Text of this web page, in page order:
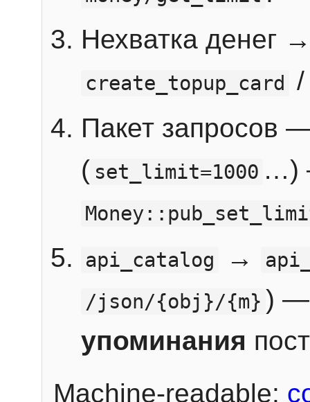
Нехватка денег
create_topup_card
Пакет запросов
( set_limit=1000 …)
api_catalog
→
/json/{obj}/{m} ) —
упоминания
Machine-readable: